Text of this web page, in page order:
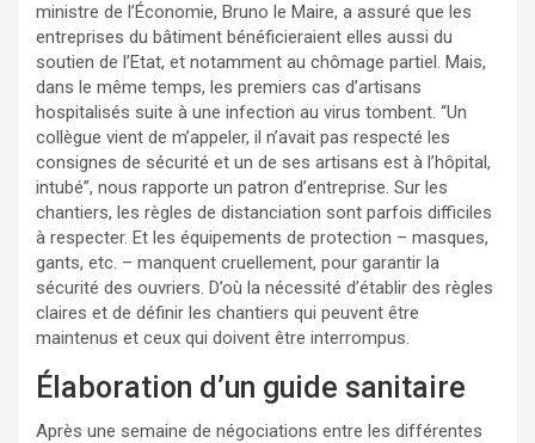
ministre de l’Économie, Bruno le Maire, a assuré que les
entreprises du bâtiment bénéficieraient elles aussi du
soutien de l’Etat, et notamment au chômage partiel. Mais,
dans le même temps, les premiers cas d’artisans
hospitalisés suite à une infection au virus tombent. “Un
collègue vient de m’appeler, il n’avait pas respecté les
consignes de sécurité et un de ses artisans est à l’hôpital,
intubé”, nous rapporte un patron d’entreprise. Sur les
chantiers, les règles de distanciation sont parfois difficiles
à respecter. Et les équipements de protection – masques,
gants, etc. – manquent cruellement, pour garantir la
sécurité des ouvriers. D’où la nécessité d’établir des règles
claires et de définir les chantiers qui peuvent être
maintenus et ceux qui doivent être interrompus.
Élaboration d’un guide sanitaire
Après une semaine de négociations entre les différentes